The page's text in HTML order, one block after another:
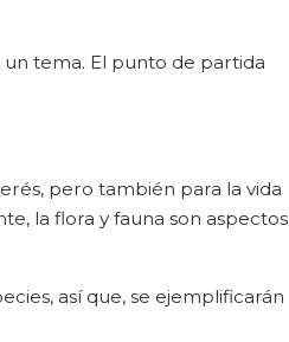
tema. El punto de partida
pero también para la vida
la flora y fauna son aspectos
así que, se ejemplificarán